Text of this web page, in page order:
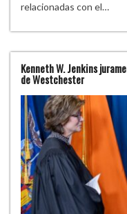
relacionadas con el…
Kenneth W. Jenkins
de Westchester